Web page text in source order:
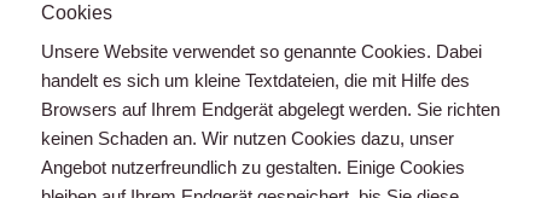
Cookies
Unsere Website verwendet so genannte Cookies. Dabei
handelt es sich um kleine Textdateien, die mit Hilfe des
Browsers auf Ihrem Endgerät abgelegt werden. Sie richten
keinen Schaden an. Wir nutzen Cookies dazu, unser
Angebot nutzerfreundlich zu gestalten. Einige Cookies